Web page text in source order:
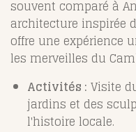
souvent comparé à
architecture inspirée
offre une expérience
les merveilles du
Activités : Visite
jardins et des
l'histoire locale.